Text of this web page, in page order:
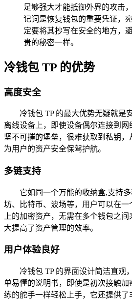
足够强大才能抵御外界的攻击
记词是恢复钱包的重要凭证，
定要将其抄写在安全的地方，
贵的秘密一样。
冷钱包 TP 的优势
高度安全
冷钱包 TP 的最大优势无疑就是
离线设备上，即使设备偶尔连接到
坚不可摧的堡垒，很难获取到私钥，
为用户的资产安全保驾护航。
多链支持
它如同一个万能的收纳盒,支持
坊、比特币、波场等，用户可以在
上的加密资产，无需在多个钱包之
大提高了资产管理的效率。
用户体验良好
冷钱包 TP 的界面设计简洁直观
单易懂的说明书，即使是初次接触
练的舵手一样轻松上手，它还提供